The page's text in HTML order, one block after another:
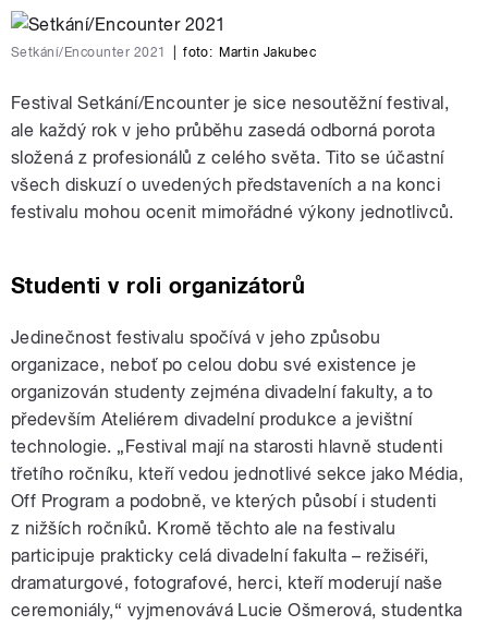
Setkání/Encounter 2021 foto: Martin Jakubec
Festival Setkání/Encounter je sice nesoutěžní festival,
ale každý rok v jeho průběhu zasedá odborná porota
složená z profesionálů z celého světa. Tito se účastní
všech diskuzí o uvedených představeních a na konci
festivalu mohou ocenit mimořádné výkony jednotlivců.
Studenti v roli organizátorů
Jedinečnost festivalu spočívá v jeho způsobu
organizace, neboť po celou dobu své existence je
organizován studenty zejména divadelní fakulty, a to
především Ateliérem divadelní produkce a jevištní
technologie. „Festival mají na starosti hlavně studenti
třetího ročníku, kteří vedou jednotlivé sekce jako Média,
Off Program a podobně, ve kterých působí i studenti
z nižších ročníků. Kromě těchto ale na festivalu
participuje prakticky celá divadelní fakulta – režiséři,
dramaturgové, fotografové, herci, kteří moderují naše
ceremoniály,“ vyjmenovává Lucie Ošmerová, studentka